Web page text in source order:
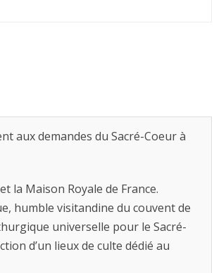
aux demandes du Sacré-Coeur à
la Maison Royale de France.
humble visitandine du couvent de
universelle pour le Sacré-
d’un lieux de culte dédié au